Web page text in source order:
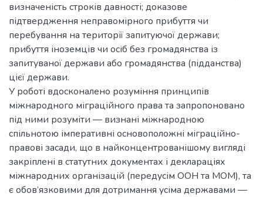
визначеність строків давності; доказове
підтвердження неправомірного прибуття чи
перебування на території запитуючої держави;
прибуття іноземців чи осіб без громадянства із
запитуваної держави або громадянства (підданства)
цієї держави.
У роботі вдосконалено розуміння принципів
міжнародного міграційного права та запропоновано
під ними розуміти — визнані міжнародною
спільнотою імперативні основоположні міграційно-
правові засади, що в найконцентрованішому вигляді
закріплені в статутних документах і деклараціях
міжнародних організацій (передусім ООН та МОМ), та
є обов’язковими для дотримання усіма державами —